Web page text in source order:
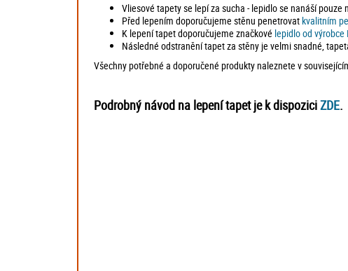
Vliesové tapety se lepí za sucha - lepidlo se nanáší pouze
Před lepením doporučujeme stěnu penetrovatkvalitním
K lepení tapet doporučujeme značkové lepidlo od
Následné odstranění tapet za stěny je velmi snadné,
Všechny potřebné a doporučené produkty naleznete v
Podrobný návod na lepení tapet je k dispoziciZDE.